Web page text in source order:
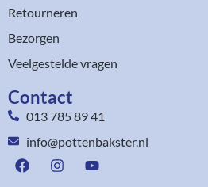
Retourneren
Bezorgen
Veelgestelde vragen
Contact
013 785 89 41
info@pottenbakster.nl